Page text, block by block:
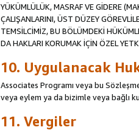
YÜKÜMLÜLÜK, MASRAF VE GİDERE
ÇALIŞANLARINI, ÜST DÜZEY
TEMSİLCİMİZ, BU BÖLÜMDEKİ
DA HAKLARI KORUMAK İÇİN ÖZEL
10. Uygulanacak
Associates Programı veya bu
veya eylem ya da bizimle veya bağlı
11. Vergiler